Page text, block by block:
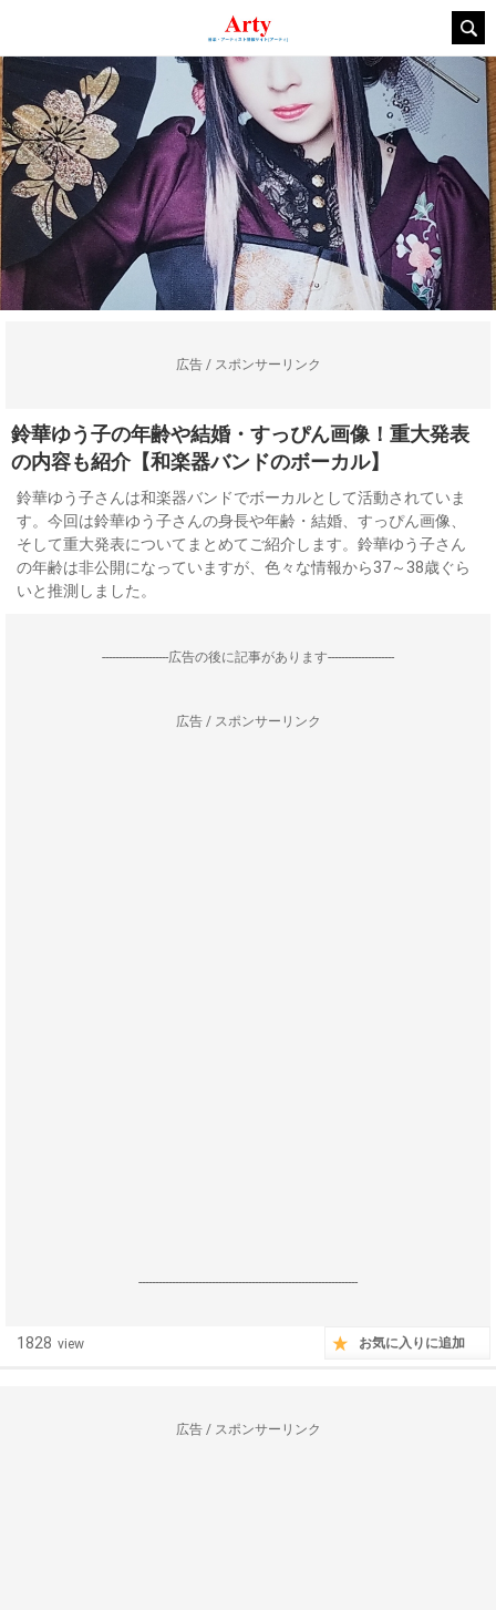
広告 / スポンサーリンク
鈴華ゆう子の年齢や結婚・すっぴん画像！重大発表
の内容も紹介【和楽器バンドのボーカル】
鈴華ゆう子さんは和楽器バンドでボーカルとして活動されていま
す。今回は鈴華ゆう子さんの身長や年齢・結婚、すっぴん画像、
そして重大発表についてまとめてご紹介します。鈴華ゆう子さん
の年齢は非公開になっていますが、色々な情報から37～38歳ぐら
いと推測しました。
--------------------広告の後に記事があります--------------------
広告 / スポンサーリンク
------------------------------------------------------------------
1828 view お気に入りに追加
広告 / スポンサーリンク